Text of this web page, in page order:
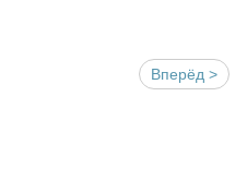
Вперёд >